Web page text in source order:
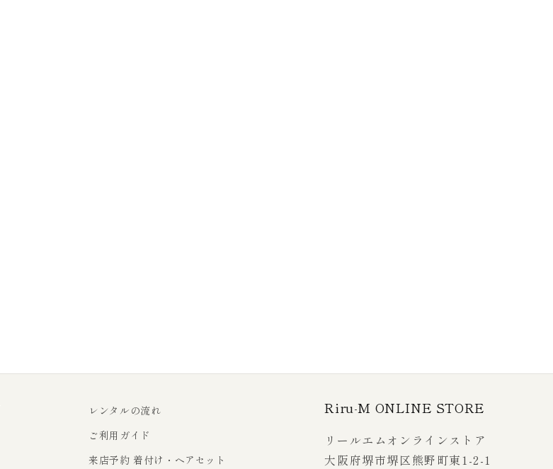
レンタルの流れ
ご利用ガイド
来店予約 着付け・ヘアセット
Riru-M ONLINE STORE
リールエムオンラインストア
大阪府堺市堺区熊野町東1-2-1